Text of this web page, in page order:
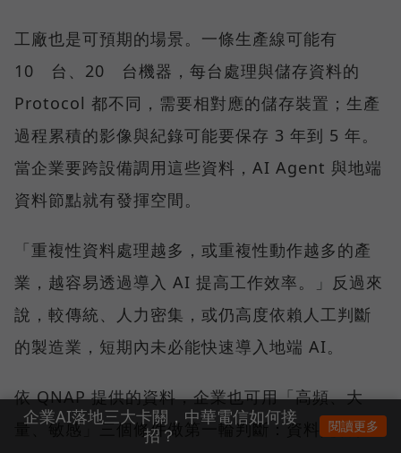
工廠也是可預期的場景。一條生產線可能有
10 台、20 台機器，每台處理與儲存資料的
Protocol 都不同，需要相對應的儲存裝置；生產
過程累積的影像與紀錄可能要保存 3 年到 5 年。
當企業要跨設備調用這些資料，AI Agent 與地端
資料節點就有發揮空間。
「重複性資料處理越多，或重複性動作越多的產
業，越容易透過導入 AI 提高工作效率。」反過來
說，較傳統、人力密集，或仍高度依賴人工判斷
的製造業，短期內未必能快速導入地端 AI。
依 QNAP 提供的資料，企業也可用「高頻、大
量、敏感」三個條件做第一輪判斷：資料是否被
企業AI落地三大卡關，中華電信如何接
招？
閱讀更多